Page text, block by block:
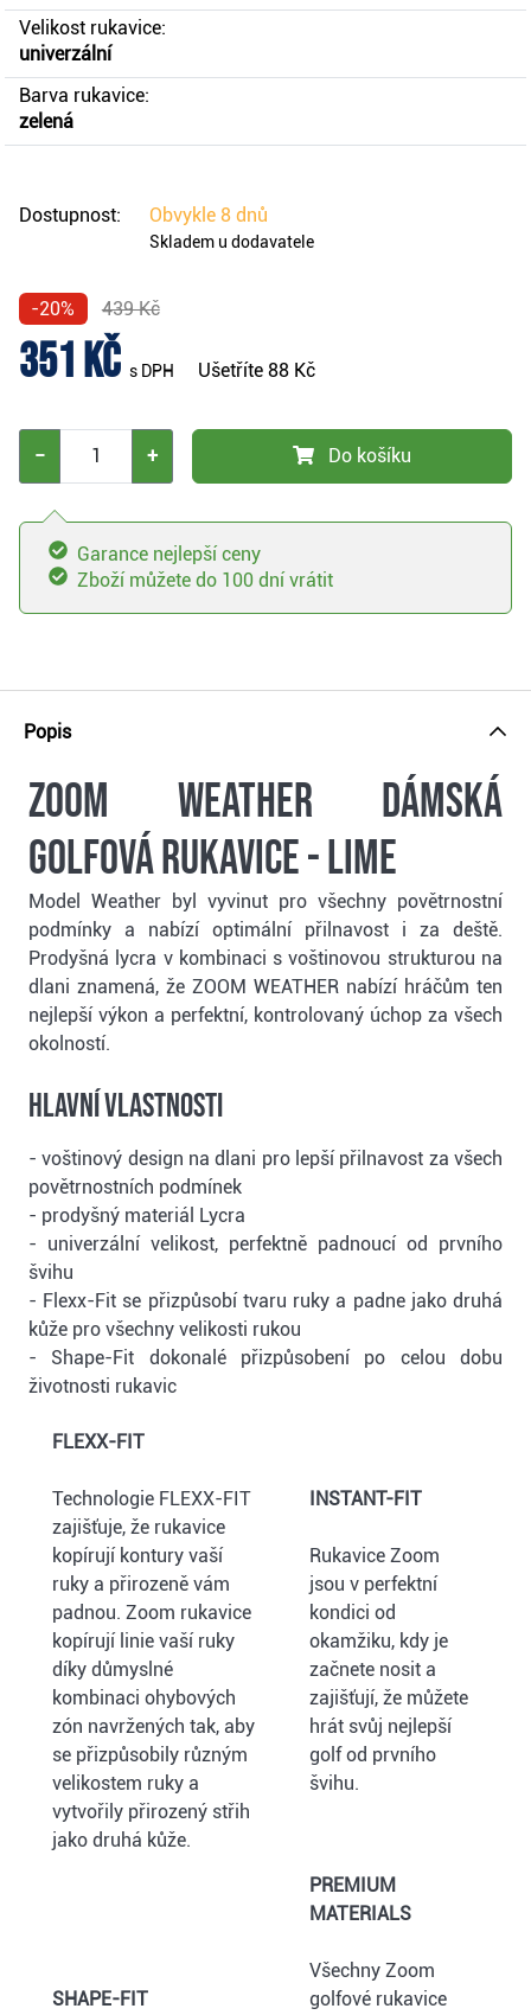
Velikost rukavice:
univerzální
Barva rukavice:
zelená
Dostupnost: Obvykle 8 dnů
Skladem u dodavatele
-20% 439 Kč
351 Kč s DPH Ušetříte 88 Kč
− + Do košíku
Garance nejlepší ceny
Zboží můžete do 100 dní vrátit
Popis
Zoom Weather dámská
golfová rukavice - lime
Model Weather byl vyvinut pro všechny povětrnostní
podmínky a nabízí optimální přilnavost i za deště.
Prodyšná lycra v kombinaci s voštinovou strukturou na
dlani znamená, že ZOOM WEATHER nabízí hráčům ten
nejlepší výkon a perfektní, kontrolovaný úchop za všech
okolností.
Hlavní vlastnosti
- voštinový design na dlani pro lepší přilnavost za všech
povětrnostních podmínek
- prodyšný materiál Lycra
- univerzální velikost, perfektně padnoucí od prvního
švihu
- Flexx-Fit se přizpůsobí tvaru ruky a padne jako druhá
kůže pro všechny velikosti rukou
- Shape-Fit dokonalé přizpůsobení po celou dobu
životnosti rukavic
FLEXX-FIT
Technologie FLEXX-FIT
zajišťuje, že rukavice
kopírují kontury vaší
ruky a přirozeně vám
padnou. Zoom rukavice
kopírují linie vaší ruky
díky důmyslné
kombinaci ohybových
zón navržených tak, aby
se přizpůsobily různým
velikostem ruky a
vytvořily přirozený střih
jako druhá kůže.
INSTANT-FIT
Rukavice Zoom
jsou v perfektní
kondici od
okamžiku, kdy je
začnete nosit a
zajišťují, že můžete
hrát svůj nejlepší
golf od prvního
švihu.
SHAPE-FIT
PREMIUM
MATERIALS
Všechny Zoom
golfové rukavice